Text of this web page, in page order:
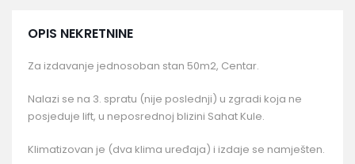
OPIS NEKRETNINE
Za izdavanje jednosoban stan 50m2, Centar.
Nalazi se na 3. spratu (nije poslednji) u zgradi koja ne
posjeduje lift, u neposrednoj blizini Sahat Kule.
Klimatizovan je (dva klima uređaja) i izdaje se namješten.